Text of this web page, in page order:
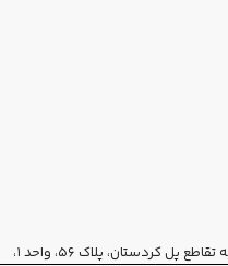
میدان ونک، خیابان ملاصدرا، نرسیده به تقاطع پل کردستان، پلاک ۵۶، واحد ۱،